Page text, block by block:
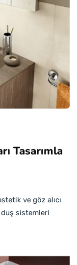
Tasarımla
ve göz alıcı
sistemleri